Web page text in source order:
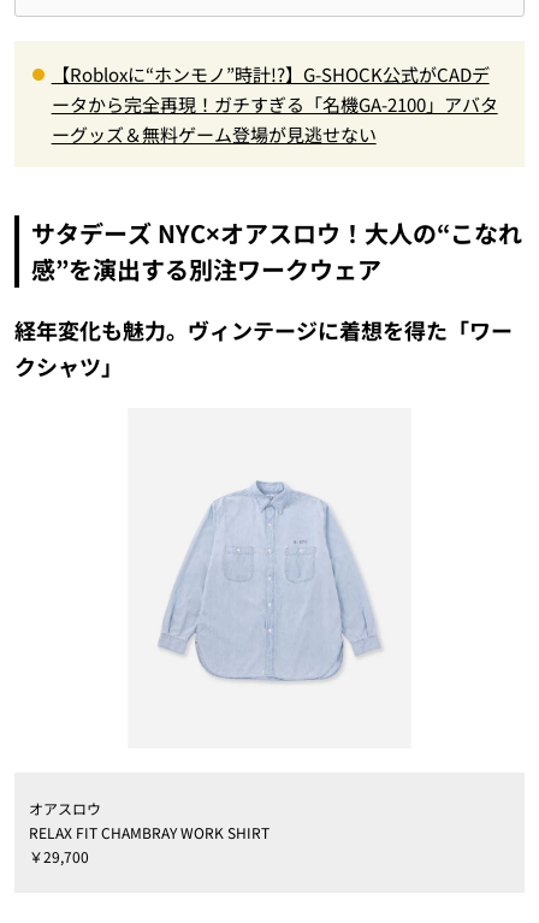
【Robloxに“ホンモノ”時計!?】G-SHOCK公式がCADデ
ータから完全再現！ガチすぎる「名機GA-2100」アバタ
ーグッズ＆無料ゲーム登場が見逃せない
サタデーズ NYC×オアスロウ！大人の“こなれ
感”を演出する別注ワークウェア
経年変化も魅力。ヴィンテージに着想を得た「ワー
クシャツ」
オアスロウ
RELAX FIT CHAMBRAY WORK SHIRT
￥29,700